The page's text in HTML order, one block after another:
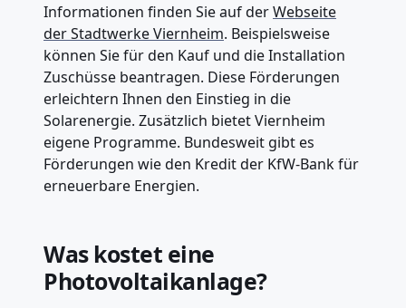
Informationen finden Sie auf derWebseite
der Stadtwerke Viernheim. Beispielsweise
können Sie für den Kauf und die Installation
Zuschüsse beantragen. Diese Förderungen
erleichtern Ihnen den Einstieg in die
Solarenergie. Zusätzlich bietet Viernheim
eigene Programme. Bundesweit gibt es
Förderungen wie den Kredit der KfW-Bank für
erneuerbare Energien.
Was kostet eine
Photovoltaikanlage?